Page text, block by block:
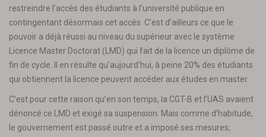
restreindre l’accès des étudiants à l’université publique en
contingentant désormais cet accès. C’est d’ailleurs ce que le
pouvoir a déjà réussi au niveau du supérieur avec le système
Licence Master Doctorat (LMD) qui fait de la licence un diplôme de
fin de cycle. Il en résulte qu’aujourd’hui, à peine 20% des étudiants
qui obtiennent la licence peuvent accéder aux études en master.
C’est pour cette raison qu’en son temps, la CGT-B et l’UAS avaient
dénoncé ce LMD et exigé sa suspension. Mais comme d’habitude,
le gouvernement est passé outre et a imposé ses mesures,